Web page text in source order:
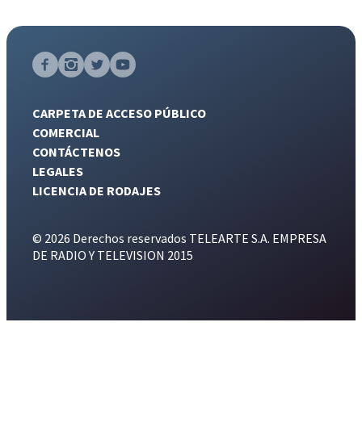
CARPETA DE ACCESO PÚBLICO
COMERCIAL
CONTÁCTENOS
LEGALES
LICENCIA DE RODAJES
© 2026 Derechos reservados TELEARTE S.A. EMPRESA
DE RADIO Y TELEVISION 2015